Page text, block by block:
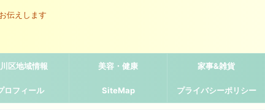
伝えします
区地域情報 美容・健康 家事&雑貨
ロフィール SiteMap プライバシーポリシー